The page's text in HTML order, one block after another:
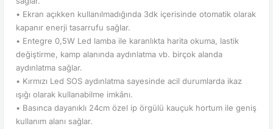
• Ekran açıkken kullanılmadığında 3dk içerisinde otomatik olarak
kapanır enerji tasarrufu sağlar.
• Entegre 0,5W Led lamba ile karanlıkta harita okuma, lastik
değiştirme, kamp alanında aydınlatma vb. birçok alanda
aydınlatma sağlar.
• Kırmızı Led SOS aydınlatma sayesinde acil durumlarda ikaz
ışığı olarak kullanabilme imkânı.
• Basınca dayanıklı 24cm özel ip örgülü kauçuk hortum ile geniş
kullanım alanı sağlar.